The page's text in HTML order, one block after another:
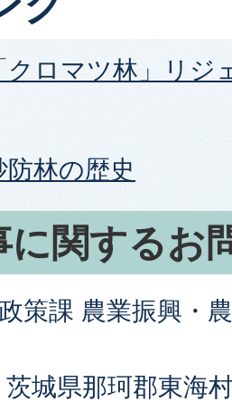
クロマツ林」リジ
林の歴史
に関するお
策課 農業振興・
城県那珂郡東海